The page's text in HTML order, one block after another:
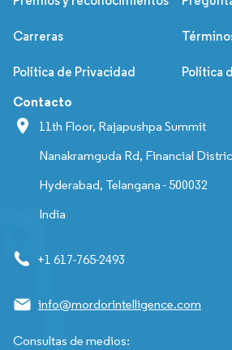
Carreras
Política de Privacidad Política
Contacto
11th Floor, Rajapushpa Summit
Nanakramguda Rd, Financial
Hyderabad, Telangana - 500032
India
+1 617-765-2493
info@mordorintelligence.com
Consultas de medios: